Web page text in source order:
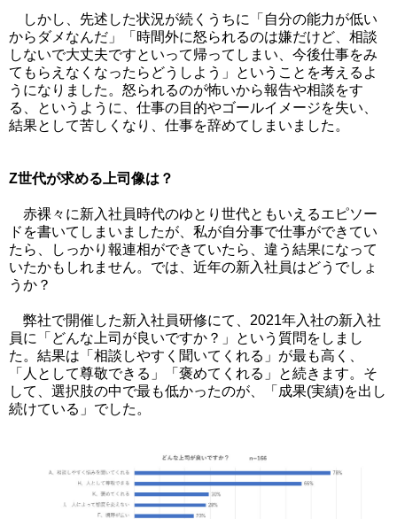
しかし、先述した状況が続くうちに「自分の能力が低い
からダメなんだ」「時間外に怒られるのは嫌だけど、相談
しないで大丈夫ですといって帰ってしまい、今後仕事をみ
てもらえなくなったらどうしよう」ということを考えるよ
うになりました。怒られるのが怖いから報告や相談をす
る、というように、仕事の目的やゴールイメージを失い、
結果として苦しくなり、仕事を辞めてしまいました。
Z世代が求める上司像は？
赤裸々に新入社員時代のゆとり世代ともいえるエピソー
ドを書いてしまいましたが、私が自分事で仕事ができてい
たら、しっかり報連相ができていたら、違う結果になって
いたかもしれません。では、近年の新入社員はどうでしょ
うか？
弊社で開催した新入社員研修にて、2021年入社の新入社
員に「どんな上司が良いですか？」という質問をしまし
た。結果は「相談しやすく聞いてくれる」が最も高く、
「人として尊敬できる」「褒めてくれる」と続きます。そ
して、選択肢の中で最も低かったのが、「成果(実績)を出し
続けている」でした。